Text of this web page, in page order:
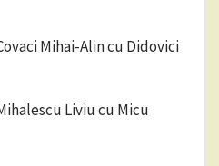
Mihai-Alin cu Didovici
Liviu cu Micu